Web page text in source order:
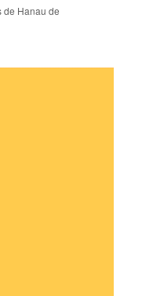
de Hanau de